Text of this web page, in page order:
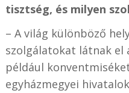
tisztség, és milyen
– A világ különböző
szolgálatokat látnak el
például
egyházmegyei